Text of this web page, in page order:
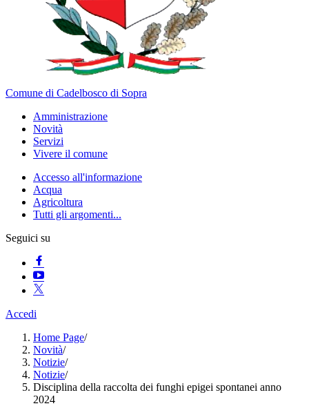
Comune di Cadelbosco di Sopra
Amministrazione
Novità
Servizi
Vivere il comune
Accesso all'informazione
Acqua
Agricoltura
Tutti gli argomenti...
Seguici su
Accedi
Home Page/
Novità/
Notizie/
Notizie/
Disciplina della raccolta dei funghi epigei spontanei anno
2024